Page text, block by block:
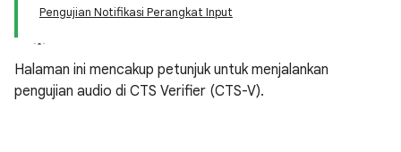
Pengujian Notifikasi Perangkat Input
Halaman ini mencakup petunjuk untuk menjalankan
pengujian audio di CTS Verifier (CTS-V).